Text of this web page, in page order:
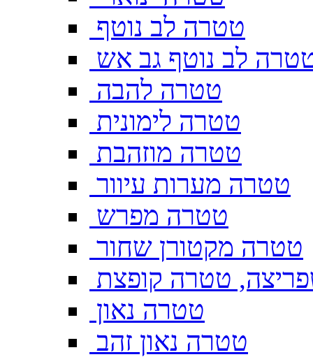
טטרה לב נוטף
לב נוטף גב אש
טטרה להבה
טטרה לימונית
טטרה מוזהבת
טטרה מערות עיוור
טטרה מפרש
טטרה מקטורן שחור
טטרה קופצת
טטרה נאון
טטרה נאון זהב